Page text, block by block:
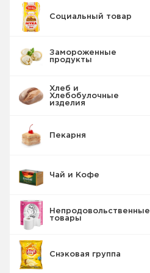
Социальный товар
Замороженные
продукты
Хлеб и
Хлебобулочные
изделия
Пекарня
Чай и Кофе
Непродовольственные
товары
Пакеты для
Снэковая группа